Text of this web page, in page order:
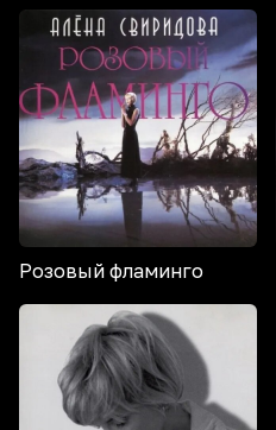
Розовый фламинго